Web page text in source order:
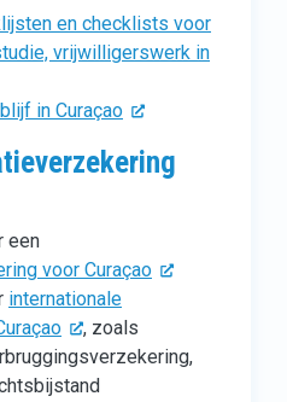
en checklists voor
vrijwilligerswerk in
in Curaçao
een
voor Curaçao
internationale
, zoals